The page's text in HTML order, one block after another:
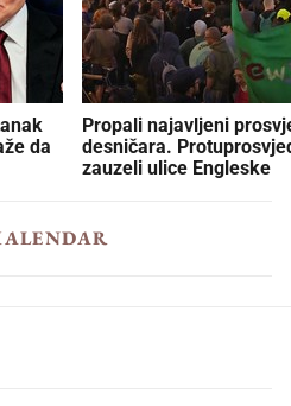
da
Propali najavljeni
desničara.
zauzeli ulice Engleske